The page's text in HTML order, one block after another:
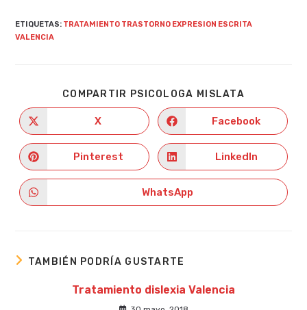
ETIQUETAS: TRATAMIENTO TRASTORNO EXPRESION ESCRITA
VALENCIA
COMPARTIR PSICOLOGA MISLATA
CONTENIDO
Se
abre
en
una
nueva
ventana
X
Se
abre
en
una
nueva
ventana
Facebook
Se
abre
en
ventana
Pinterest
Se
abre
en
ventana
LinkedIn
Se
abre
WhatsApp
TAMBIÉN PODRÍA GUSTARTE
Tratamiento dislexia Valencia